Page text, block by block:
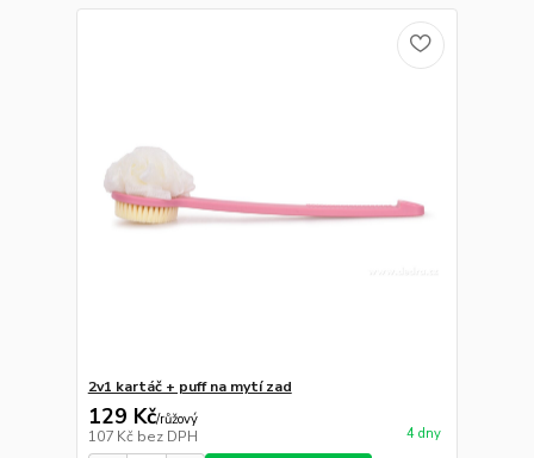
2v1 kartáč + puff na mytí zad
129 Kč/růžový
107 Kč bez DPH 4 dny